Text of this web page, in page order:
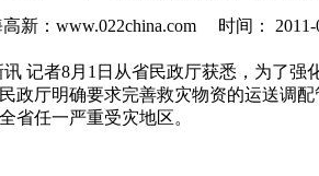
新：www.022china.com 时间： 2011-
记者8月1日从省民政厅获悉，为了强
政厅明确要求完善救灾物资的运送调
省任一严重受灾地区。